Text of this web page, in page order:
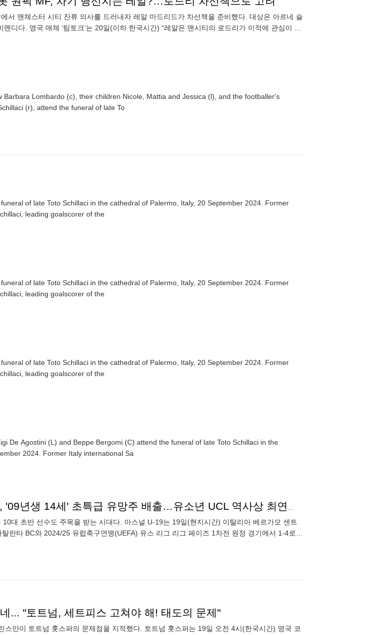
서 맨체스터 시티 잔류 의사를 드러내자 레알 마드리드가 차선책을 준비했다. 대상은 아르네 슬
디다. 영국 매체 ‘팀토크’는 20일(이하 한국시간) “레알은 맨시티의 로드리가 이적에 관심이 없
Barbara Lombardo (c), their children Nicole, Mattia and Jessica (l), and the footballer's
(r), attend the funeral of late To
of late Toto Schillaci in the cathedral of Palermo, Italy, 20 September 2024. Former
Salvatore 'Toto' Schillaci, leading goalscorer of the
of late Toto Schillaci in the cathedral of Palermo, Italy, 20 September 2024. Former
Salvatore 'Toto' Schillaci, leading goalscorer of the
of late Toto Schillaci in the cathedral of Palermo, Italy, 20 September 2024. Former
Salvatore 'Toto' Schillaci, leading goalscorer of the
De Agostini (L) and Beppe Bergomi (C) attend the funeral of late Toto Schillaci in the
2024. Former Italy international Sa
'기다려라, 야말!' 아스널, '09년생 14세' 초특급 유망주 배출…유소년 UCL 역사상 최연소 득점자 등극
대 초반 선수도 주목을 받는 시대다. 아스널 U-19는 19일(현지시간) 이탈리아 베르가모 센트
란타 BC와 2024/25 유럽축구연맹(UEFA) 유스 리그 리그 페이즈 1차전 원정 경기에서 1-4로
... "토트넘, 세트피스 고쳐야 해! 태도의 문제"
스만이 토트넘 훗스퍼의 문제점을 지적했다. 토트넘 훗스퍼는 19일 오전 4시(한국시간) 영국 코